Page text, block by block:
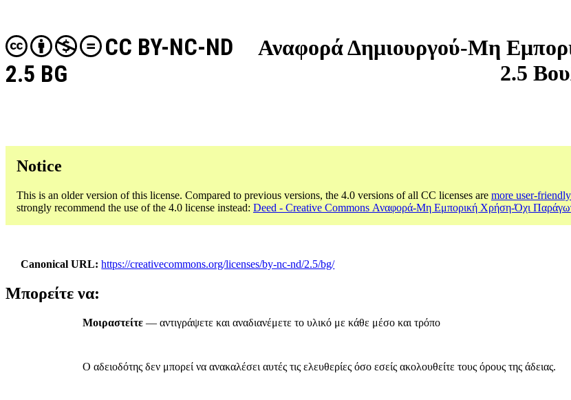
Αναφορά Δημιουργού-Μη
2.5
CC BY-NC-ND
2.5 BG
Notice
This is an older version of this license. Compared to previous versions, the 4.0 versions of all CC licenses are more user-
strongly recommend the use of the 4.0 license instead: Deed - Creative Commons Αναφορά-Μη Εμπορική Χρήση-Όχι
Canonical URL https://creativecommons.org/licenses/by-nc-nd/2.5/bg/
Μπορείτε να:
Μοιραστείτε — αντιγράψετε και αναδιανέμετε το υλικό με κάθε μέσο και τρόπο
Ο αδειοδότης δεν μπορεί να ανακαλέσει αυτές τις ελευθερίες όσο εσείς ακολουθείτε τους όρους της άδειας.